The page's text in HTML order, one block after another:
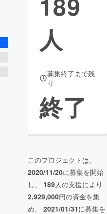
人
募集終了まで残
り
終了
このプロジェクトは、
2020/11/20に募集を開始
し、 189人の支援により
2,929,000円の資金を集
め、 2021/01/31に募集を